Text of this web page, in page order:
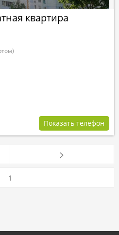
квартира
Показать телефон
1